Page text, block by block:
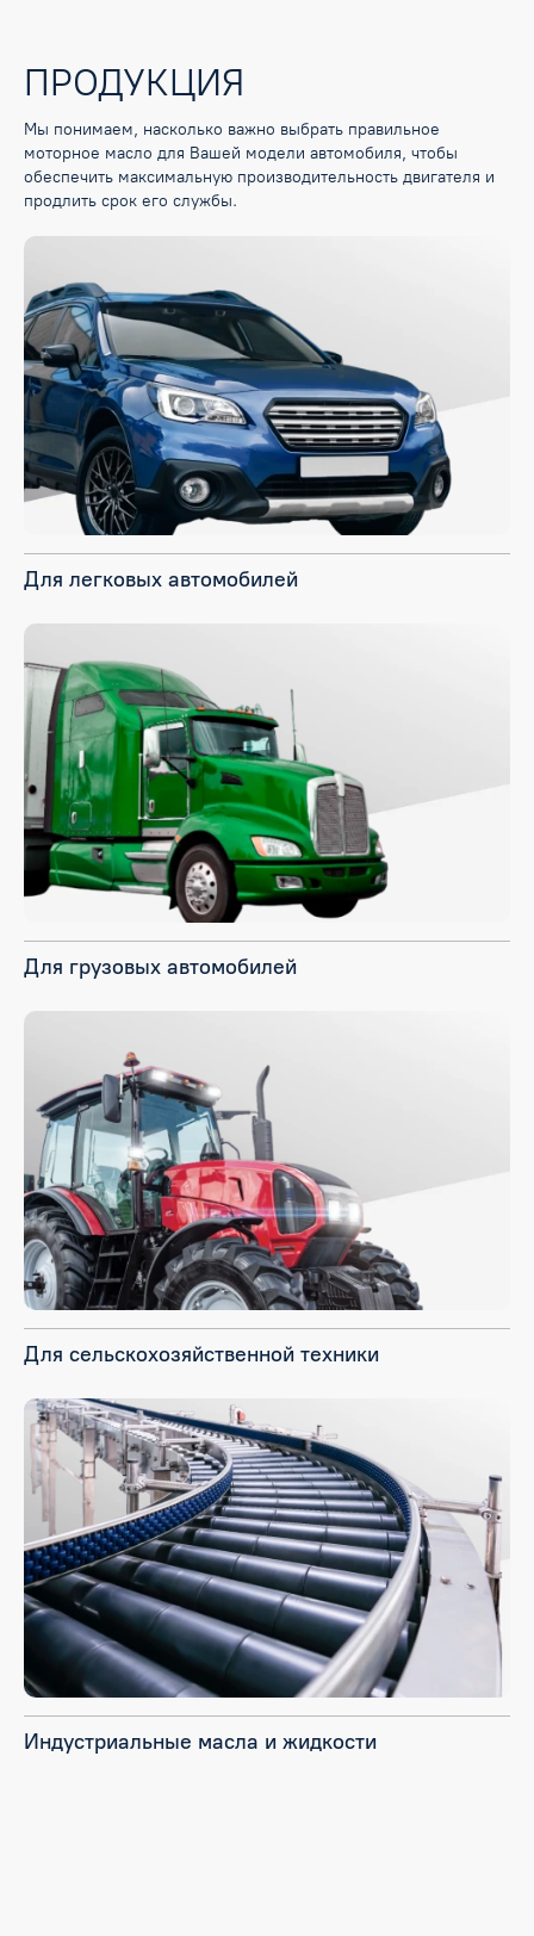
ПРОДУКЦИЯ
Мы понимаем, насколько важно выбрать правильное
моторное масло для Вашей модели автомобиля, чтобы
обеспечить максимальную производительность двигателя и
продлить срок его службы.
Для легковых автомобилей
Для грузовых автомобилей
Для сельскохозяйственной техники
Индустриальные масла и жидкости